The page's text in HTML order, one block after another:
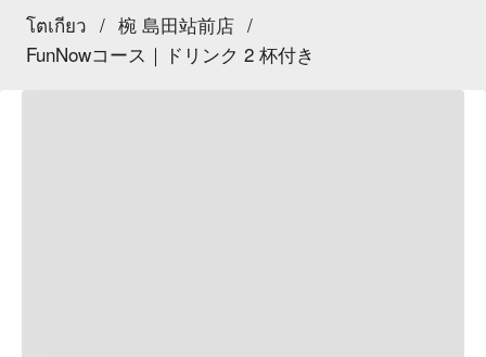
โตเกียว / 椀 島田站前店 /
FunNowコース｜ドリンク 2 杯付き